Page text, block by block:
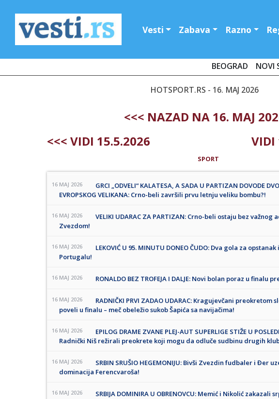
Vesti Zabava Razno
BEOGRAD NOVI
HOTSPORT.RS - 16. MAJ 2026
<<< NAZAD NA 16. MAJ
<<< VIDI 15.5.2026
VIDI
SPORT
16 MAJ 2026
GRCI „ODVELI“ KALATESA, A SADA U PARTIZAN DOVODE
EVROPSKOG VELIKANA: Crno-beli završili prvu letnju veliku bombu?!
16 MAJ 2026
VELIKI UDARAC ZA PARTIZAN: Crno-beli ostaju bez
Zvezdom!
16 MAJ 2026
LEKOVIĆ U 95. MINUTU DONEO ČUDO: Dva gola za
Portugalu!
16 MAJ 2026 RONALDO BEZ TROFEJA I DALJE: Novi bolan poraz u finalu
16 MAJ 2026
RADNIČKI PRVI ZADAO UDARAC: Kragujevčani preokretom
poveli u finalu – meč obeležio sukob Šapića sa navijačima!
16 MAJ 2026
EPILOG DRAME ZVANE PLEJ-AUT SUPERLIGE STIŽE U
Radnički Niš režirali preokrete koji mogu da odluče sudbinu drugih
16 MAJ 2026
SRBIN SRUŠIO HEGEMONIJU: Bivši Zvezdin fudbaler i Đer
dominacija Ferencvaroša!
16 MAJ 2026 SRBIJA DOMINIRA U OBRENOVCU: Memić i Nikolić zakazali